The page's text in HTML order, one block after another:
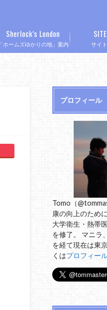
「ホームズゆかりの地」案内
Sherlock’s London
サイ
プロフィール
Tomo（
康の向上のため
大学衛生・熱帯
を修了。 マニラ
を経て現在は東
くはプロフィー